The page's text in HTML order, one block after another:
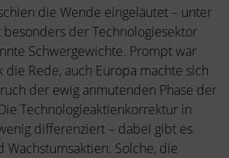
die Wende eingeläutet – unter
der Technologiesektor
Schwergewichte. Prompt war
die Rede, auch Europa machte sich
der ewig anmutenden Phase der
Technologieaktienkorrektur in
differenziert – dabei gibt es
Wachstumsaktien. Solche, die